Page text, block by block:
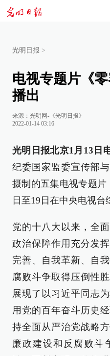
光明日报 >
电视专题片《
播出
来源： 光明网-《光明日报》
2022-01-14 03:16
光明日报北京1月13日
纪委国家监委宣传部
摄制的五集电视专题
日至19日在中央电视台
党的十八大以来，全
政治保障作用充分发
完善、自我革新、自
腐败斗争取得压倒性
展现了以习近平同志
用党的百年奋斗历史
持全面从严治党战略
廉政建设和反腐败斗